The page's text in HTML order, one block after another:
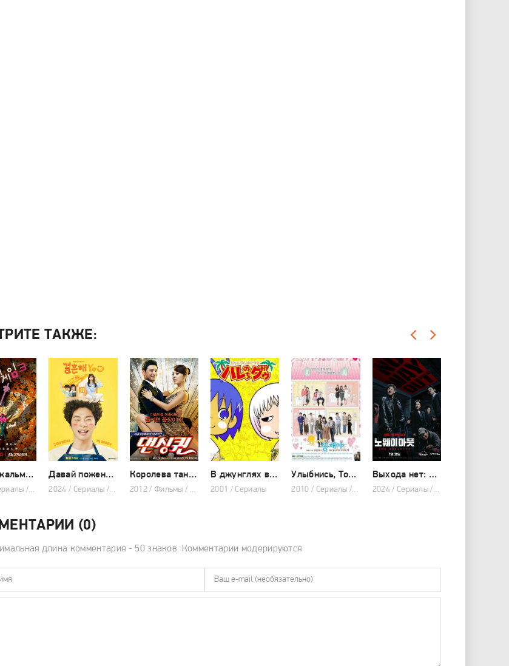
ТАКЖЕ:
Игра в кальмара 2 сезон
2024 / Сериалы / Триллер / Драма
Давай поженимся
2024 / Сериалы / Мелодрама / Комедия / 2024
Королева танца
2012 / Фильмы / Мелодрама / Комедия
В джунглях всё было хорошо, пока не пришла Гуу
2001 / Сериалы
Улыбнись, Тон-хэ
2010 / Сериалы / Драма / Мелодрама
Выхода нет: Рулетка
2024 / Сериалы / Триллер / Криминал / 2024
(0)
длина комментария - 50 знаков. Комментарии модерируются